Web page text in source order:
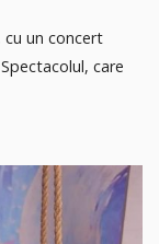
cu un concert
care